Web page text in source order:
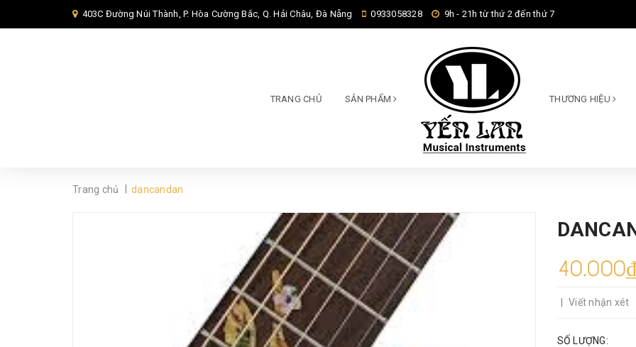
403C Đường Núi Thành, P. Hòa Cường Bắc, Q. Hải Châu, Đà Nẵng 0933058328 9h - 21h từ thứ 2 đến thứ 7
TRANG CHỦ SẢN PHẨM THƯƠNG HIỆU
Trang chủ dancandan
40.000₫
Viết nhận xét
SỐ LƯỢNG: